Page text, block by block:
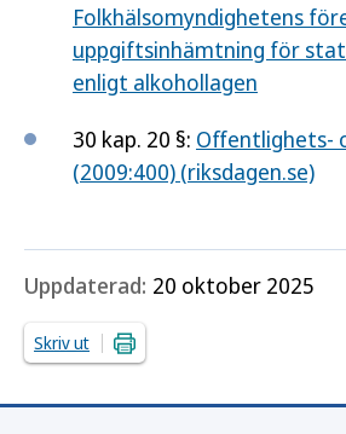
Folkhälsomyndighetens
uppgiftsinhämtning för
enligt alkohollagen
30 kap. 20 §: Offentlighets-
(2009:400) (riksdagen.se)
Uppdaterad: 20 oktober 2025
Skriv ut